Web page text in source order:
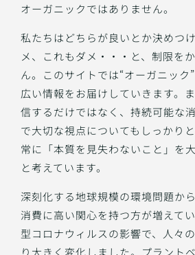
オーガニックではありません。
私たちはどちらが良いとか決めつ
メ、これもダメ・・・と、制限を
ん。このサイトでは“オーガニック
広い情報をお届けしていきます。
信するだけではなく、持続可能な
で大切な視点についてもしっかり
常に「本質を見失わないこと」を
と考えています。
深刻化する地球規模の環境問題か
消費に高い関心を持つ方が増えて
型コロナウィルスの影響で、人々
り大きく変化しました。プラント